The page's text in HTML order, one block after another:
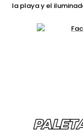
la playa y el